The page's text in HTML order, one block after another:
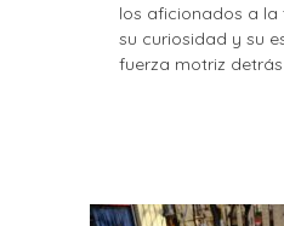
los aficionados a
su curiosidad y su
fuerza motriz detrás